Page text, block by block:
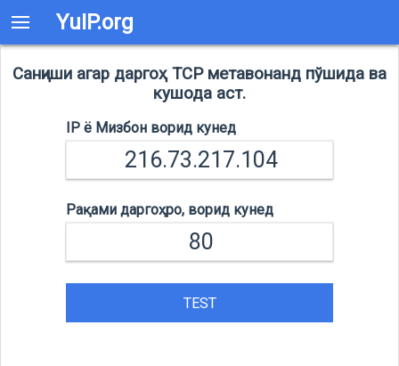
YuIP.org
Санҷиши агар даргоҳ TCP метавонанд пўшида ва
кушода аст.
IP ё Мизбон ворид кунед
Рақами даргоҳро, ворид кунед
TEST